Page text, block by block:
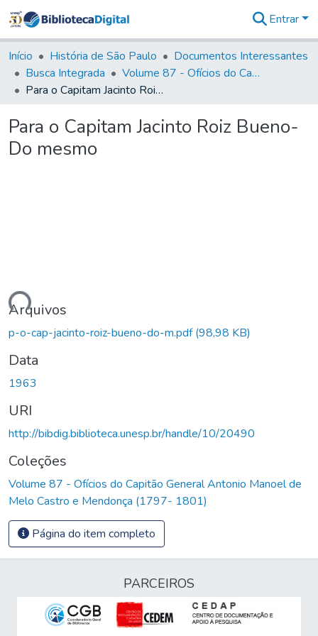
&
Coleções
Tudo na
Biblioteca
Estatísticas
Entrar
Início História de São Paulo
Documentos Interessantes
Busca Integrada
Volume 87 - Ofícios do Capitão General Antonio Manoel de Melo Castro e Mendonça (1797- 1801)
Para o Capitam Jacinto Roiz Bueno- Do mesmo
Para o Capitam Jacinto Roiz Bueno-
Do mesmo
Arquivos
p-o-cap-jacinto-roiz-bueno-do-m.pdf(98,98 KB)
Data
1963
URI
http://bibdig.biblioteca.unesp.br/handle/10/20490
Coleções
Volume 87 - Ofícios do Capitão General Antonio Manoel de
Melo Castro e Mendonça (1797- 1801)
Página do item completo
PARCEIROS